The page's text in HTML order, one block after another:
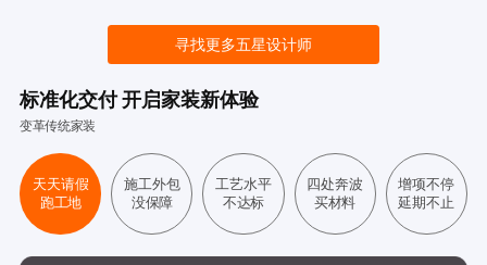
寻找更多五星设计师
标准化交付 开启家装新体验
变革传统家装
天天请假
跑工地
施工外包
没保障
工艺水平
不达标
四处奔波
买材料
增项不停
延期不止